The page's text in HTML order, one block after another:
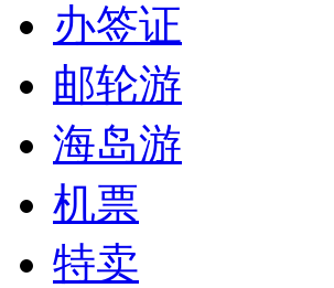
办签证
邮轮游
海岛游
机票
特卖